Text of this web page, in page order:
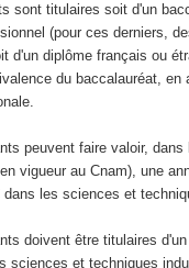
sont titulaires soit d'un
(pour ces derniers,
d'un diplôme français ou
du baccalauréat, en
peuvent faire valoir,
vigueur au Cnam), une
les sciences et
doivent être titulaires
sciences et techniques